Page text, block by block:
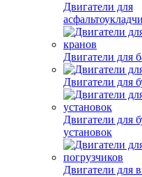
Двигатели для
Двигатели для
Двигатели для
Двигатели для
установок
Двигатели для